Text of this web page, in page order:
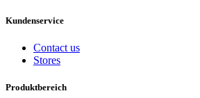
Kundenservice
Contact us
Stores
Produktbereich